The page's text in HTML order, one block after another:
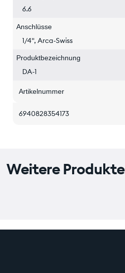
6.6
Anschlüsse
1/4", Arca-Swiss
Produktbezeichnung
DA-1
Artikelnummer
6940828354173
Weitere Produkte